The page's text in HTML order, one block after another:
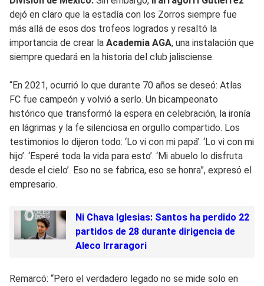
dejó en claro que la estadía con los Zorros siempre fue
más allá de esos dos trofeos logrados y resaltó la
importancia de crear la Academia AGA, una instalación que
siempre quedará en la historia del club jalisciense.
“En 2021, ocurrió lo que durante 70 años se deseó: Atlas
FC fue campeón y volvió a serlo. Un bicampeonato
histórico que transformó la espera en celebración, la ironía
en lágrimas y la fe silenciosa en orgullo compartido. Los
testimonios lo dijeron todo: ‘Lo vi con mi papá’. ‘Lo vi con mi
hijo’. ‘Esperé toda la vida para esto’. ‘Mi abuelo lo disfruta
desde el cielo’. Eso no se fabrica, eso se honra”, expresó el
empresario.
Ni Chava Iglesias: Santos ha perdido 22
partidos de 28 durante dirigencia de
Aleco Irraragori
Remarcó: “Pero el verdadero legado no se mide solo en